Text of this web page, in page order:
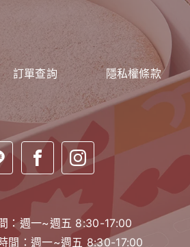
訂單查詢 隱私權條款
：週一~週五 8:30-17:00
間：週一~週五 8:30-17:00